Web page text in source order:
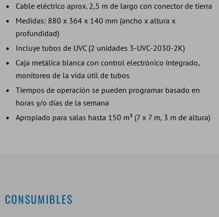
Cable eléctrico aprox. 2,5 m de largo con conector de tierra
Medidas: 880 x 364 x 140 mm (ancho x altura x
profundidad)
Incluye tubos de UVC (2 unidades 3-UVC-2030-2K)
Caja metálica blanca con control electrónico integrado,
monitoreo de la vida útil de tubos
Tiempos de operación se pueden programar basado en
horas y/o días de la semana
Apropiado para salas hasta 150 m³ (7 x 7 m, 3 m de altura)
CONSUMIBLES